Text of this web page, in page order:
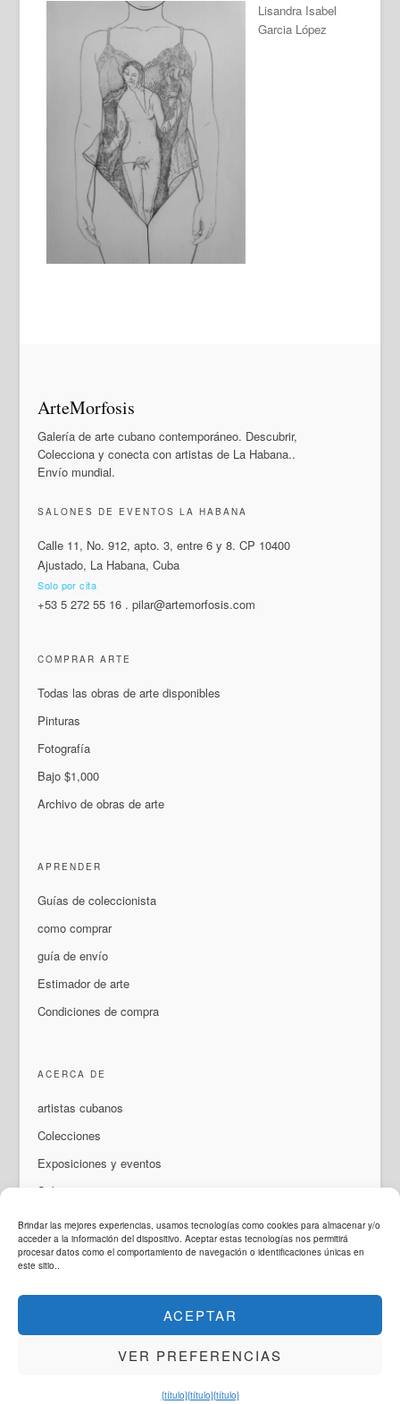
Brindar las mejores experiencias, usamos tecnologías como cookies para almacenar y/o
acceder a la información del dispositivo. Aceptar estas tecnologías nos permitirá
procesar datos como el comportamiento de navegación o identificaciones únicas en
este sitio..
ACEPTAR
VER PREFERENCIAS
{título}{título}{título}
Lisandra Isabel
Garcia López
ArteMorfosis
Galería de arte cubano contemporáneo. Descubrir,
Colecciona y conecta con artistas de La Habana..
Envío mundial.
SALONES DE EVENTOS LA HABANA
Calle 11, No. 912, apto. 3, entre 6 y 8. CP 10400
Ajustado, La Habana, Cuba
Solo por cita
+53 5 272 55 16 .pilar@artemorfosis.com
COMPRAR ARTE
Todas las obras de arte disponibles
Pinturas
Fotografía
Bajo $1,000
Archivo de obras de arte
APRENDER
Guías de coleccionista
como comprar
guía de envío
Estimador de arte
Condiciones de compra
ACERCA DE
artistas cubanos
Colecciones
Exposiciones y eventos
Sobre nosotros
Contacto
Legal y Privacidad
InstagramFacebook Youtube